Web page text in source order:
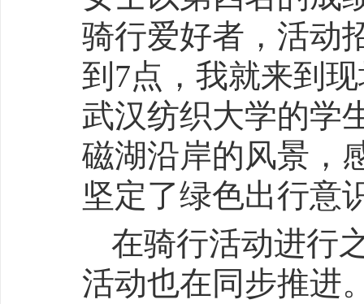
骑行爱好者，活动
到7点，我就来到
武汉纺织大学的学
磁湖沿岸的风景，
坚定了绿色出行意
在骑行活动进行
活动也在同步推进